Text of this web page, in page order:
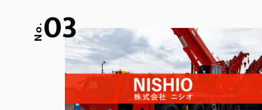
No.03